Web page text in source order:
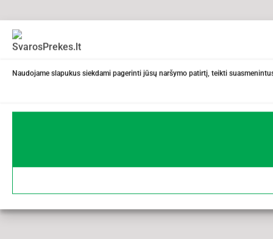
Naudojame slapukus siekdami pagerinti jūsų naršymo patirtį, teikti